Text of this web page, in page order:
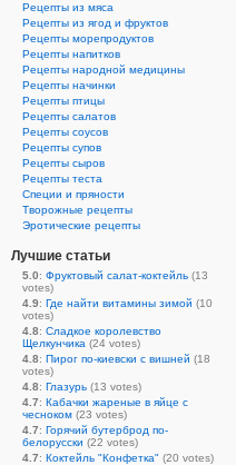
Рецепты из мяса
Рецепты из ягод и фруктов
Рецепты морепродуктов
Рецепты напитков
Рецепты народной медицины
Рецепты начинки
Рецепты птицы
Рецепты салатов
Рецепты соусов
Рецепты супов
Рецепты сыров
Рецепты теста
Специи и пряности
Творожные рецепты
Эротические рецепты
Лучшие статьи
5.0: Фруктовый салат-коктейль (13
votes)
4.9: Где найти витамины зимой (10
votes)
4.8: Сладкое королевство
Щелкунчика (24 votes)
4.8: Пирог по-киевски с вишней (18
votes)
4.8: Глазурь (13 votes)
4.7: Кабачки жареные в яйце с
чесноком (23 votes)
4.7: Горячий бутерброд по-
белорусски (22 votes)
4.7: Коктейль "Конфетка" (20 votes)